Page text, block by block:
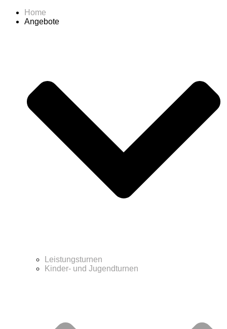
Home
Angebote
Leistungsturnen
Kinder- und Jugendturnen